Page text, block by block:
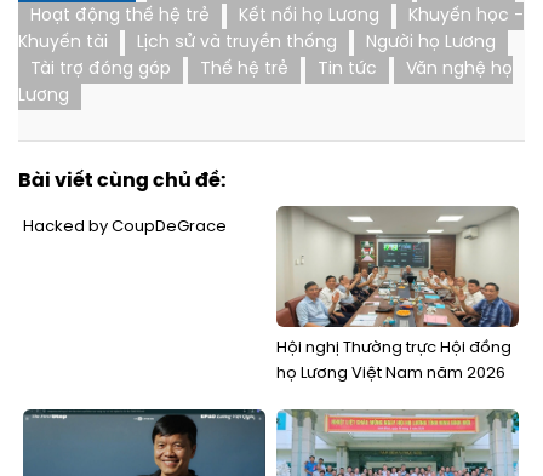
Hoạt động thế hệ trẻ
Kết nối họ Lương
Khuyến học -
Khuyến tài
Lịch sử và truyền thống
Người họ Lương
Tài trợ đóng góp
Thế hệ trẻ Tin tức
Văn nghệ họ
Lương
Bài viết cùng chủ đề:
Hacked by CoupDeGrace
Hội nghị Thường trực Hội đồng
họ Lương Việt Nam năm 2026